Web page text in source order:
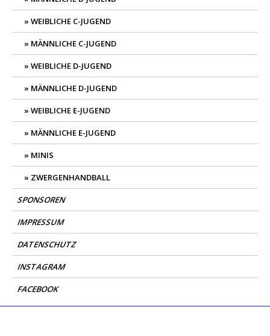
WEIBLICHE C-JUGEND
MÄNNLICHE C-JUGEND
WEIBLICHE D-JUGEND
MÄNNLICHE D-JUGEND
WEIBLICHE E-JUGEND
MÄNNLICHE E-JUGEND
MINIS
ZWERGENHANDBALL
SPONSOREN
IMPRESSUM
DATENSCHUTZ
INSTAGRAM
FACEBOOK